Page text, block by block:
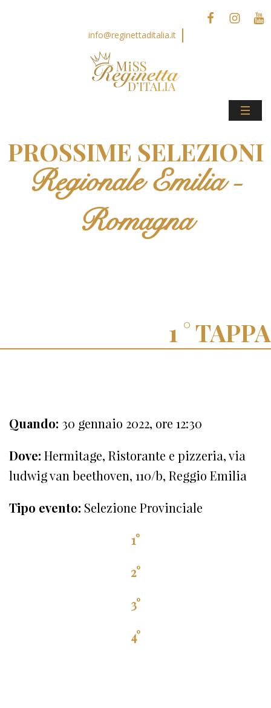
info@reginettaditalia.it
PROSSIME SELEZIONI
Regionale Emilia -
Romagna
TAPPA
Quando: 30 gennaio 2022, ore 12:30
Dove: Hermitage, Ristorante e pizzeria, via
ludwig van beethoven, 110/b, Reggio Emilia
Tipo evento: Selezione Provinciale
1°
2°
3°
4°